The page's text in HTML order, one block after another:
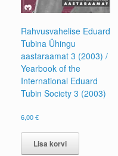
Rahvusvahelise Eduard
Tubina Ühingu
aastaraamat 3 (2003) /
Yearbook of the
International Eduard
Tubin Society 3 (2003)
6,00€
Lisa korvi